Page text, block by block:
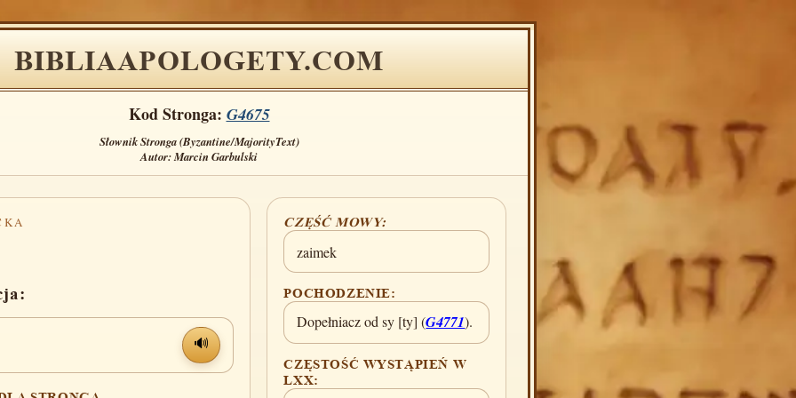
BIBLIAAPOLOGETY.COM
Kod Stronga: G4675
Słownik Stronga (Byzantine/MajorityText)
Autor: Marcin Garbulski
🔊
CZĘŚĆ MOWY:
zaimek
POCHODZENIE:
Dopełniacz od sy [ty] (G4771).
CZĘSTOŚĆ WYSTĄPIEŃ W
LXX: